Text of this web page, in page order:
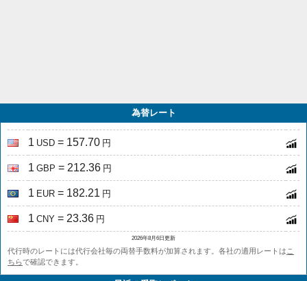
為替レート
1 USD = 157.70 円
1 GBP = 212.36 円
1 EUR = 182.21 円
1 CNY = 23.36 円
2026年8月6日更新
代行時のレートには代行会社毎の両替手数料が加算されます。各社の適用レートは こ
ちらで確認できます。